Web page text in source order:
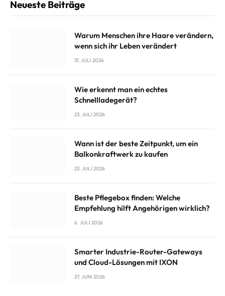
Neueste Beiträge
Warum Menschen ihre Haare verändern,
wenn sich ihr Leben verändert
31. JULI 2026
Wie erkennt man ein echtes
Schnellladegerät?
23. JULI 2026
Wann ist der beste Zeitpunkt, um ein
Balkonkraftwerk zu kaufen
23. JULI 2026
Beste Pflegebox finden: Welche
Empfehlung hilft Angehörigen wirklich?
6. JULI 2026
Smarter Industrie-Router-Gateways
und Cloud-Lösungen mit IXON
27. JUNI 2026